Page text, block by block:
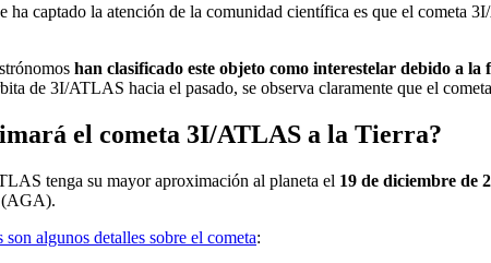
ha captado la atención de la comunidad científica es que el cometa
han clasificado este objeto como interestelar debido a
de 3I/ATLAS hacia el pasado, se observa claramente que el
el cometa 3I/ATLAS a la Tierra?
tenga su mayor aproximación al planeta el 19 de diciembre de
(AGA).
son algunos detalles sobre el cometa: